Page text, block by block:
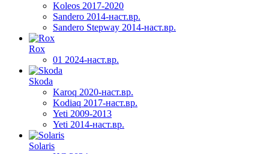
Koleos 2017-2020
Sandero 2014-наст.вр.
Sandero Stepway 2014-наст.вр.
Rox
01 2024-наст.вр.
Skoda
Karoq 2020-наст.вр.
Kodiaq 2017-наст.вр.
Yeti 2009-2013
Yeti 2014-наст.вр.
Solaris